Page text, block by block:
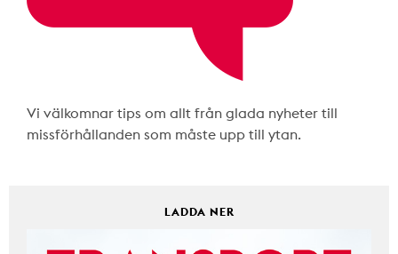
Vi välkomnar tips om allt från glada nyheter till
missförhållanden som måste upp till ytan.
LADDA NER